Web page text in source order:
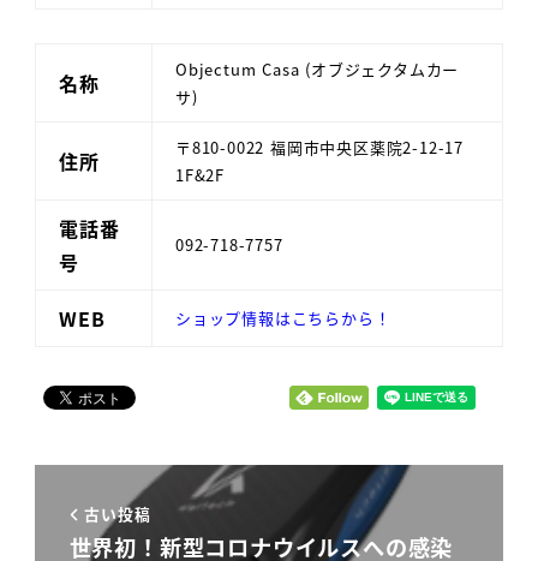
名称
Objectum Casa (オブジェクタムカー
サ)
住所
〒810-0022 福岡市中央区薬院2-12-17
1F&2F
電話番
号
092-718-7757
WEB ショップ情報はこちらから！
古い投稿
世界初！新型コロナウイルスへの感染